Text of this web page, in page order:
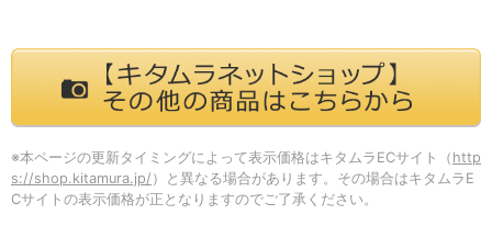
※本ページの更新タイミングによって表示価格はキタムラECサイト（ http
s://shop.kitamura.jp/ ）と異なる場合があります。その場合はキタムラE
Cサイトの表示価格が正となりますのでご了承ください。